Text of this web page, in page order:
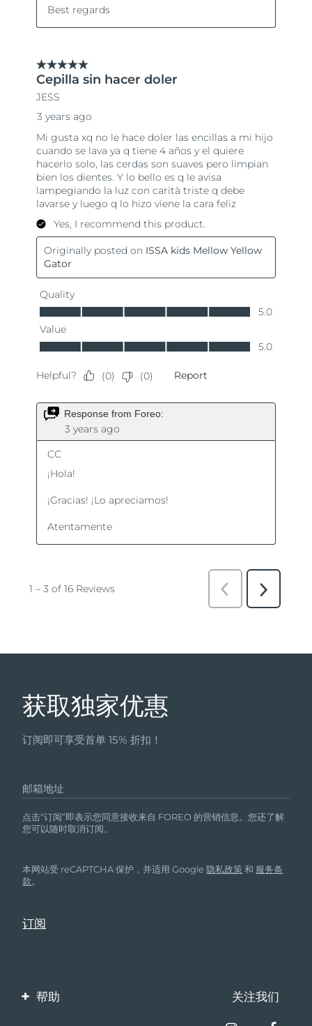
获取独家优惠
订阅即可享受首单 15% 折扣！
邮箱地址
点击“订阅”即表示您同意接收来自 FOREO 的营销信息。您还了解
您可以随时取消订阅。
本网站受 reCAPTCHA 保护，并适用 Google隐私政策 和 服务条
款。
帮助 关注我们